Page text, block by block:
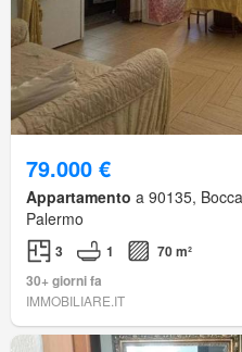
79.000 €
Appartamento a 90135,
Palermo
3 1
70 m²
30+ giorni fa
IMMOBILIARE.IT